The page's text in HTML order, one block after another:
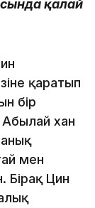
қалай
қаратып
бір
хан
мен
Бірақ Цин